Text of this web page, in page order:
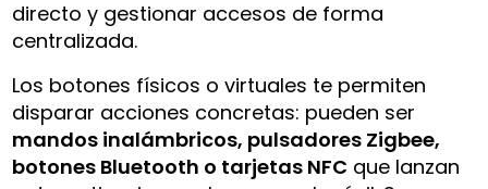
directo y gestionar accesos de forma
centralizada.
Los botones físicos o virtuales te permiten
disparar acciones concretas: pueden ser
mandos inalámbricos, pulsadores Zigbee,
botones Bluetooth o tarjetas NFC que lanzan